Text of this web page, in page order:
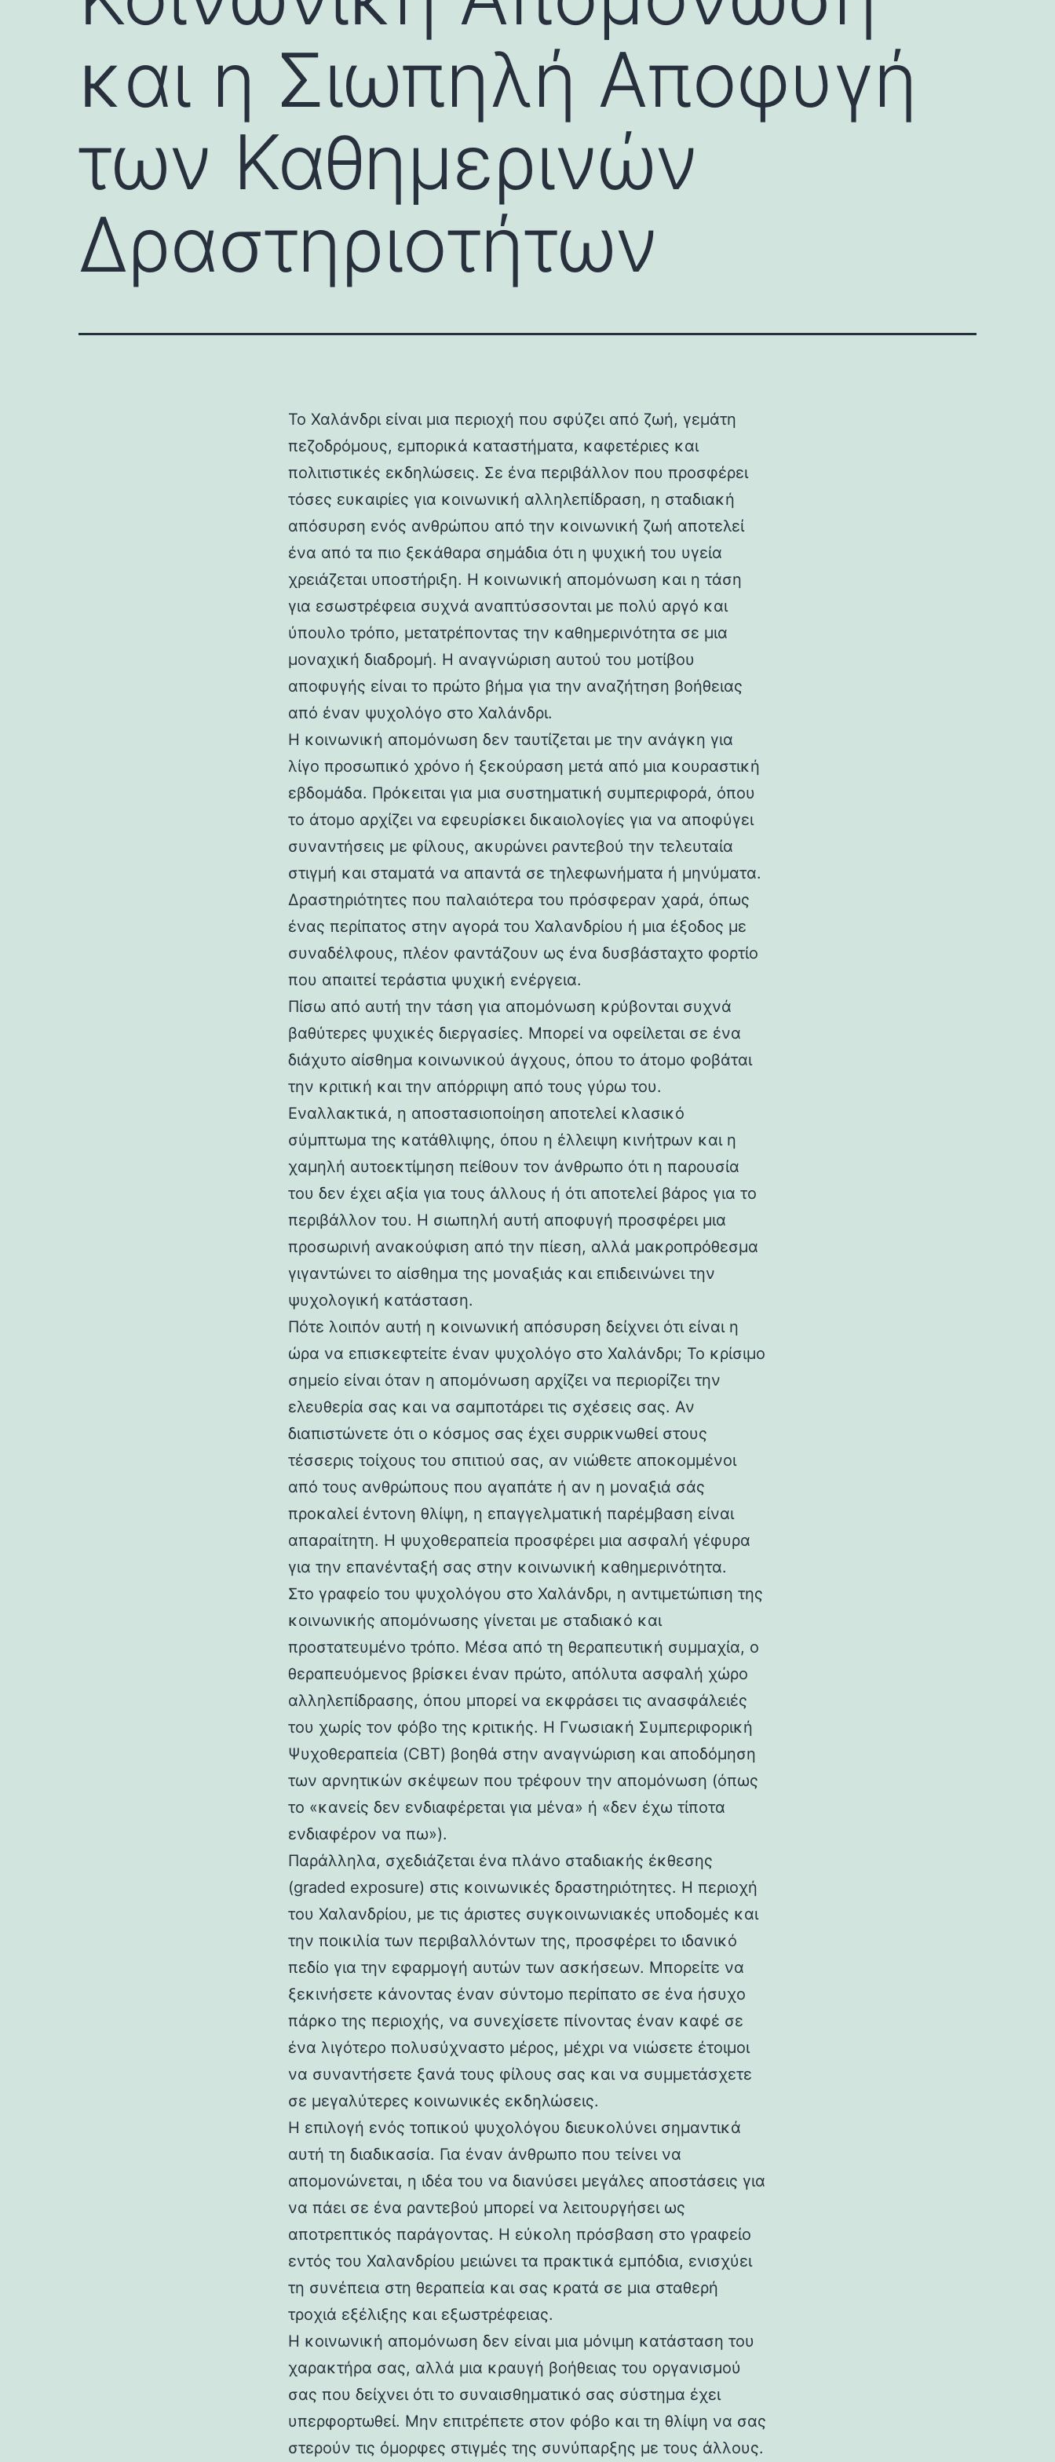
και η Σιωπηλή Αποφυγή
των Καθημερινών
Δραστηριοτήτων
Το Χαλάνδρι είναι μια περιοχή που σφύζει από ζωή, γεμάτη
πεζοδρόμους, εμπορικά καταστήματα, καφετέριες και
πολιτιστικές εκδηλώσεις. Σε ένα περιβάλλον που προσφέρει
τόσες ευκαιρίες για κοινωνική αλληλεπίδραση, η σταδιακή
απόσυρση ενός ανθρώπου από την κοινωνική ζωή αποτελεί
ένα από τα πιο ξεκάθαρα σημάδια ότι η ψυχική του υγεία
χρειάζεται υποστήριξη. Η κοινωνική απομόνωση και η τάση
για εσωστρέφεια συχνά αναπτύσσονται με πολύ αργό και
ύπουλο τρόπο, μετατρέποντας την καθημερινότητα σε μια
μοναχική διαδρομή. Η αναγνώριση αυτού του μοτίβου
αποφυγής είναι το πρώτο βήμα για την αναζήτηση βοήθειας
από έναν ψυχολόγο στο Χαλάνδρι.
Η κοινωνική απομόνωση δεν ταυτίζεται με την ανάγκη για
λίγο προσωπικό χρόνο ή ξεκούραση μετά από μια κουραστική
εβδομάδα. Πρόκειται για μια συστηματική συμπεριφορά, όπου
το άτομο αρχίζει να εφευρίσκει δικαιολογίες για να αποφύγει
συναντήσεις με φίλους, ακυρώνει ραντεβού την τελευταία
στιγμή και σταματά να απαντά σε τηλεφωνήματα ή μηνύματα.
Δραστηριότητες που παλαιότερα του πρόσφεραν χαρά, όπως
ένας περίπατος στην αγορά του Χαλανδρίου ή μια έξοδος με
συναδέλφους, πλέον φαντάζουν ως ένα δυσβάσταχτο φορτίο
που απαιτεί τεράστια ψυχική ενέργεια.
Πίσω από αυτή την τάση για απομόνωση κρύβονται συχνά
βαθύτερες ψυχικές διεργασίες. Μπορεί να οφείλεται σε ένα
διάχυτο αίσθημα κοινωνικού άγχους, όπου το άτομο φοβάται
την κριτική και την απόρριψη από τους γύρω του.
Εναλλακτικά, η αποστασιοποίηση αποτελεί κλασικό
σύμπτωμα της κατάθλιψης, όπου η έλλειψη κινήτρων και η
χαμηλή αυτοεκτίμηση πείθουν τον άνθρωπο ότι η παρουσία
του δεν έχει αξία για τους άλλους ή ότι αποτελεί βάρος για το
περιβάλλον του. Η σιωπηλή αυτή αποφυγή προσφέρει μια
προσωρινή ανακούφιση από την πίεση, αλλά μακροπρόθεσμα
γιγαντώνει το αίσθημα της μοναξιάς και επιδεινώνει την
ψυχολογική κατάσταση.
Πότε λοιπόν αυτή η κοινωνική απόσυρση δείχνει ότι είναι η
ώρα να επισκεφτείτε έναν ψυχολόγο στο Χαλάνδρι; Το κρίσιμο
σημείο είναι όταν η απομόνωση αρχίζει να περιορίζει την
ελευθερία σας και να σαμποτάρει τις σχέσεις σας. Αν
διαπιστώνετε ότι ο κόσμος σας έχει συρρικνωθεί στους
τέσσερις τοίχους του σπιτιού σας, αν νιώθετε αποκομμένοι
από τους ανθρώπους που αγαπάτε ή αν η μοναξιά σάς
προκαλεί έντονη θλίψη, η επαγγελματική παρέμβαση είναι
απαραίτητη. Η ψυχοθεραπεία προσφέρει μια ασφαλή γέφυρα
για την επανένταξή σας στην κοινωνική καθημερινότητα.
Στο γραφείο του ψυχολόγου στο Χαλάνδρι, η αντιμετώπιση της
κοινωνικής απομόνωσης γίνεται με σταδιακό και
προστατευμένο τρόπο. Μέσα από τη θεραπευτική συμμαχία, ο
θεραπευόμενος βρίσκει έναν πρώτο, απόλυτα ασφαλή χώρο
αλληλεπίδρασης, όπου μπορεί να εκφράσει τις ανασφάλειές
του χωρίς τον φόβο της κριτικής. Η Γνωσιακή Συμπεριφορική
Ψυχοθεραπεία (CBT) βοηθά στην αναγνώριση και αποδόμηση
των αρνητικών σκέψεων που τρέφουν την απομόνωση (όπως
το «κανείς δεν ενδιαφέρεται για μένα» ή «δεν έχω τίποτα
ενδιαφέρον να πω»).
Παράλληλα, σχεδιάζεται ένα πλάνο σταδιακής έκθεσης
(graded exposure) στις κοινωνικές δραστηριότητες. Η περιοχή
του Χαλανδρίου, με τις άριστες συγκοινωνιακές υποδομές και
την ποικιλία των περιβαλλόντων της, προσφέρει το ιδανικό
πεδίο για την εφαρμογή αυτών των ασκήσεων. Μπορείτε να
ξεκινήσετε κάνοντας έναν σύντομο περίπατο σε ένα ήσυχο
πάρκο της περιοχής, να συνεχίσετε πίνοντας έναν καφέ σε
ένα λιγότερο πολυσύχναστο μέρος, μέχρι να νιώσετε έτοιμοι
να συναντήσετε ξανά τους φίλους σας και να συμμετάσχετε
σε μεγαλύτερες κοινωνικές εκδηλώσεις.
Η επιλογή ενός τοπικού ψυχολόγου διευκολύνει σημαντικά
αυτή τη διαδικασία. Για έναν άνθρωπο που τείνει να
απομονώνεται, η ιδέα του να διανύσει μεγάλες αποστάσεις για
να πάει σε ένα ραντεβού μπορεί να λειτουργήσει ως
αποτρεπτικός παράγοντας. Η εύκολη πρόσβαση στο γραφείο
εντός του Χαλανδρίου μειώνει τα πρακτικά εμπόδια, ενισχύει
τη συνέπεια στη θεραπεία και σας κρατά σε μια σταθερή
τροχιά εξέλιξης και εξωστρέφειας.
Η κοινωνική απομόνωση δεν είναι μια μόνιμη κατάσταση του
χαρακτήρα σας, αλλά μια κραυγή βοήθειας του οργανισμού
σας που δείχνει ότι το συναισθηματικό σας σύστημα έχει
υπερφορτωθεί. Μην επιτρέπετε στον φόβο και τη θλίψη να σας
στερούν τις όμορφες στιγμές της συνύπαρξης με τους άλλους.